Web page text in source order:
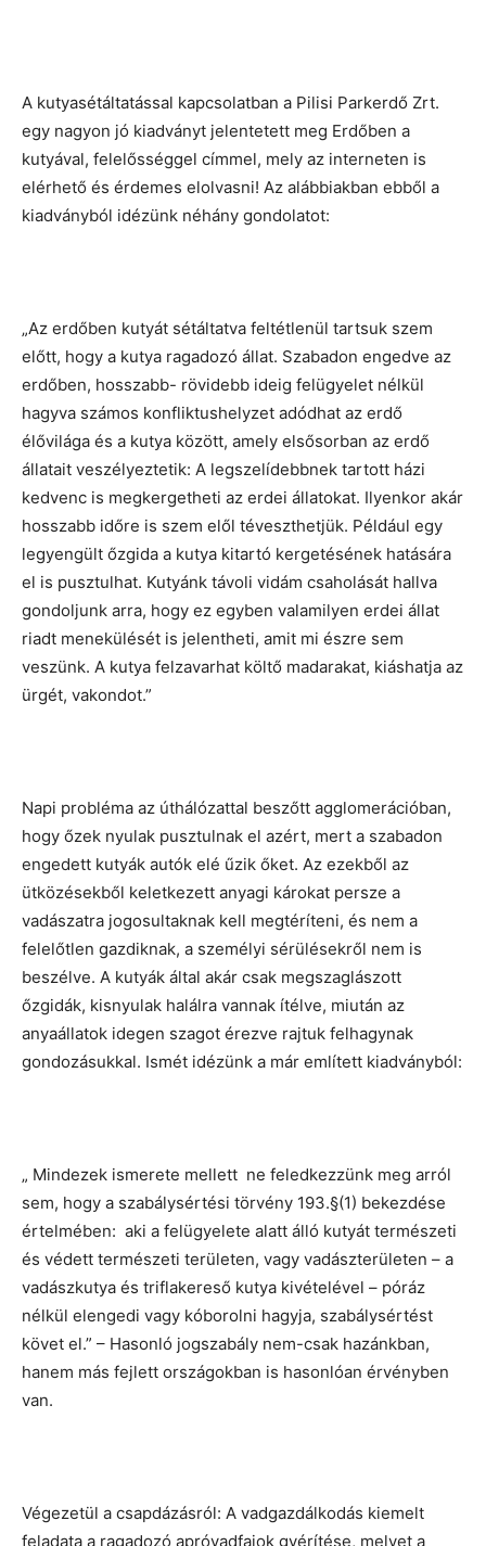
A kutyasétáltatással kapcsolatban a Pilisi Parkerdő Zrt.
egy nagyon jó kiadványt jelentetett meg Erdőben a
kutyával, felelősséggel címmel, mely az interneten is
elérhető és érdemes elolvasni! Az alábbiakban ebből a
kiadványból idézünk néhány gondolatot:
„Az erdőben kutyát sétáltatva feltétlenül tartsuk szem
előtt, hogy a kutya ragadozó állat. Szabadon engedve az
erdőben, hosszabb- rövidebb ideig felügyelet nélkül
hagyva számos konfliktushelyzet adódhat az erdő
élővilága és a kutya között, amely elsősorban az erdő
állatait veszélyeztetik: A legszelídebbnek tartott házi
kedvenc is megkergetheti az erdei állatokat. Ilyenkor akár
hosszabb időre is szem elől téveszthetjük. Például egy
legyengült őzgida a kutya kitartó kergetésének hatására
el is pusztulhat. Kutyánk távoli vidám csaholását hallva
gondoljunk arra, hogy ez egyben valamilyen erdei állat
riadt menekülését is jelentheti, amit mi észre sem
veszünk. A kutya felzavarhat költő madarakat, kiáshatja az
ürgét, vakondot.”
Napi probléma az úthálózattal beszőtt agglomerációban,
hogy őzek nyulak pusztulnak el azért, mert a szabadon
engedett kutyák autók elé űzik őket. Az ezekből az
ütközésekből keletkezett anyagi károkat persze a
vadászatra jogosultaknak kell megtéríteni, és nem a
felelőtlen gazdiknak, a személyi sérülésekről nem is
beszélve. A kutyák által akár csak megszaglászott
őzgidák, kisnyulak halálra vannak ítélve, miután az
anyaállatok idegen szagot érezve rajtuk felhagynak
gondozásukkal. Ismét idézünk a már említett kiadványból:
„ Mindezek ismerete mellett ne feledkezzünk meg arról
sem, hogy a szabálysértési törvény 193.§(1) bekezdése
értelmében: aki a felügyelete alatt álló kutyát természeti
és védett természeti területen, vagy vadászterületen – a
vadászkutya és triflakereső kutya kivételével – póráz
nélkül elengedi vagy kóborolni hagyja, szabálysértést
követ el.” – Hasonló jogszabály nem-csak hazánkban,
hanem más fejlett országokban is hasonlóan érvényben
van.
Végezetül a csapdázásról: A vadgazdálkodás kiemelt
feladata a ragadozó apróvadfajok gyérítése, melyet a